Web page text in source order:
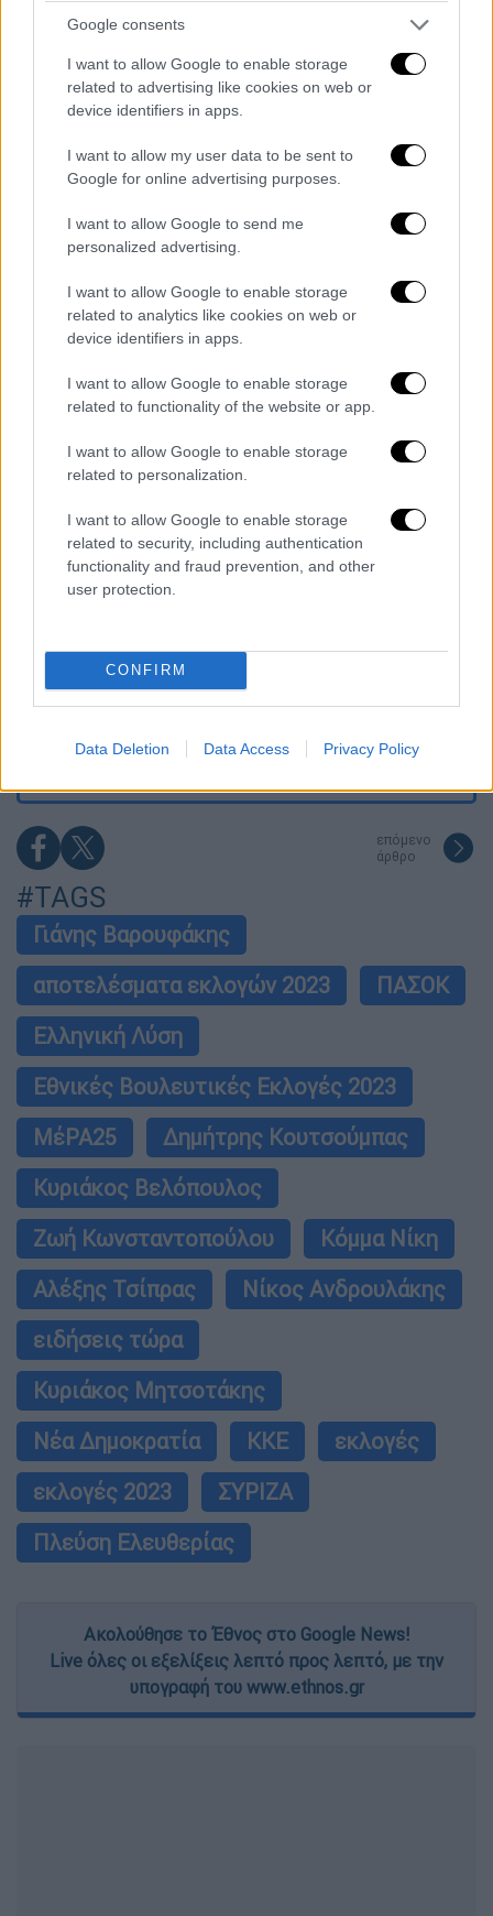
Google consents
I want to allow Google to enable storage
related to advertising like cookies on web or
device identifiers in apps.
I want to allow my user data to be sent to
Google for online advertising purposes.
I want to allow Google to send me
personalized advertising.
I want to allow Google to enable storage
related to analytics like cookies on web or
device identifiers in apps.
I want to allow Google to enable storage
related to functionality of the website or app.
I want to allow Google to enable storage
related to personalization.
I want to allow Google to enable storage
related to security, including authentication
functionality and fraud prevention, and other
user protection.
CONFIRM
Data Deletion Data Access Privacy Policy
Εξοικονομώ 2023: Ξεκινούν τη Δευτέρα
οι αιτήσεις - Ποιες εργασίες
περιλαμβάνει η επιδότηση που φτάνει
έως και το 75%
DW: Η τετραήμερη εργασία είναι το
μέλλον - Πώς βοηθά το περιβάλλον
Πατέρας δύο παιδιών το 39χρονο θύμα -
Τον βρήκε νεκρό η γυναίκα του
ΕΦΚΑ: Νέο κύμα μαζικής φυγής στη
σύνταξη - Το «μπόνους» του
πληθωρισμού και οι πρόωρες συντάξεις
Διαβάστε ακόμη
Η «ακτινογραφία» της καταστροφής από
τις φωτιές στη Δυτική Αττική - Οι
εκτάσεις που κάηκαν και η επόμενη μέρα
«Κλειδί» η ιατροδικαστική για τον 90χρονο
που έκρυβε ο γιος του στον καταψύκτη -
«Τον αγαπούσε παθολογικά»
στα Δωδεκάνησα
Έπαιξε μουσική σε λιοντάρια και αυτά
αντίδρασή τους
επόμενο
άρθρο
#TAGS
Γιάνης Βαρουφάκης
αποτελέσματα εκλογών 2023
ΠΑΣΟΚ
Ελληνική Λύση
Εθνικές Βουλευτικές Εκλογές 2023
ΜέΡΑ25
Δημήτρης Κουτσούμπας
Κυριάκος Βελόπουλος
Ζωή Κωνσταντοπούλου
Κόμμα Νίκη
Αλέξης Τσίπρας
Νίκος Ανδρουλάκης
ειδήσεις τώρα
Κυριάκος Μητσοτάκης
Νέα Δημοκρατία
ΚΚΕ
εκλογές
εκλογές 2023
ΣΥΡΙΖΑ
Πλεύση Ελευθερίας
Ακολούθησε το Έθνος στο Google News!
Live όλες οι εξελίξεις λεπτό προς λεπτό, με την
υπογραφή του www.ethnos.gr